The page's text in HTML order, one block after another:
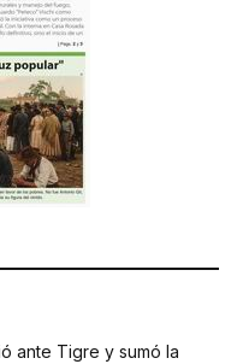
ante Tigre y sumó la